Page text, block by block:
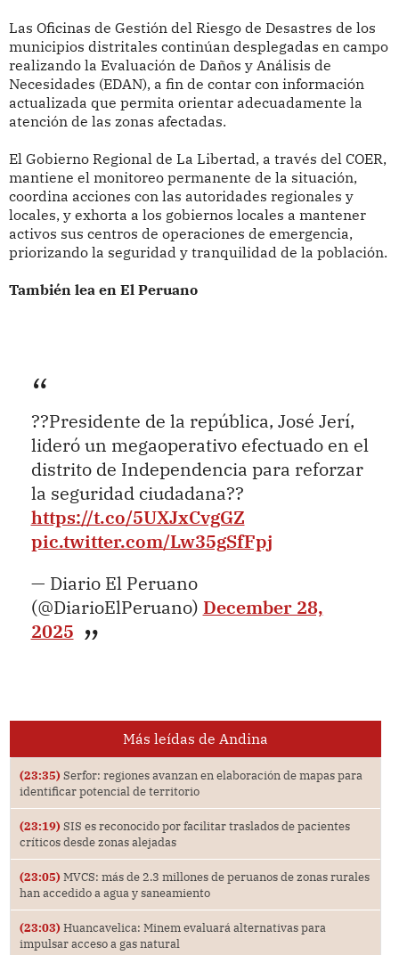
Las Oficinas de Gestión del Riesgo de Desastres de los
municipios distritales continúan desplegadas en campo
realizando la Evaluación de Daños y Análisis de
Necesidades (EDAN), a fin de contar con información
actualizada que permita orientar adecuadamente la
atención de las zonas afectadas.
El Gobierno Regional de La Libertad, a través del COER,
mantiene el monitoreo permanente de la situación,
coordina acciones con las autoridades regionales y
locales, y exhorta a los gobiernos locales a mantener
activos sus centros de operaciones de emergencia,
priorizando la seguridad y tranquilidad de la población.
También lea en El Peruano
??Presidente de la república, José Jerí,
lideró un megaoperativo efectuado en el
distrito de Independencia para reforzar
la seguridad ciudadana??
https://t.co/5UXJxCvgGZ
pic.twitter.com/Lw35gSfFpj
— Diario El Peruano
(@DiarioElPeruano) December 28,
2025
Más leídas de Andina
(23:35) Serfor: regiones avanzan en elaboración de mapas para
identificar potencial de territorio
(23:19) SIS es reconocido por facilitar traslados de pacientes
críticos desde zonas alejadas
(23:05) MVCS: más de 2.3 millones de peruanos de zonas rurales
han accedido a agua y saneamiento
(23:03) Huancavelica: Minem evaluará alternativas para
impulsar acceso a gas natural